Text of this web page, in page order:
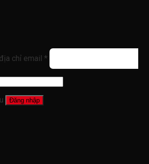
chỉ email *
Đăng nhập